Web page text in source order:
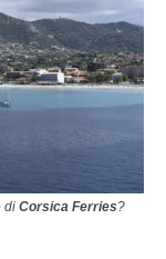
di Corsica Ferries?